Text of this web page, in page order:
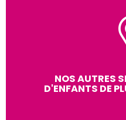
NOS AUTRES
D'ENFANTS DE